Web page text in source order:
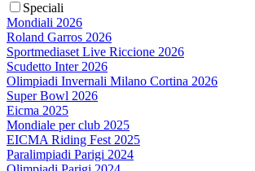
Speciali
Mondiali 2026
Roland Garros 2026
Sportmediaset Live Riccione 2026
Scudetto Inter 2026
Olimpiadi Invernali Milano Cortina 2026
Super Bowl 2026
Eicma 2025
Mondiale per club 2025
EICMA Riding Fest 2025
Paralimpiadi Parigi 2024